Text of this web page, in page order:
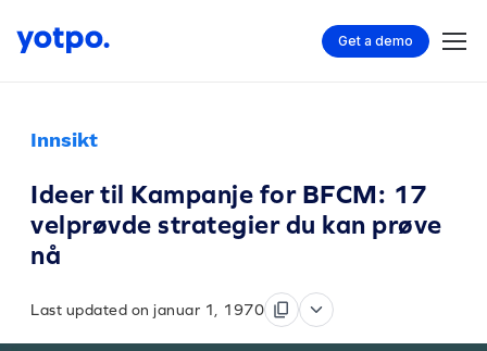
Get a demo
Innsikt
Ideer til Kampanje for BFCM: 17
velprøvde strategier du kan prøve
nå
Last updated on januar 1, 1970